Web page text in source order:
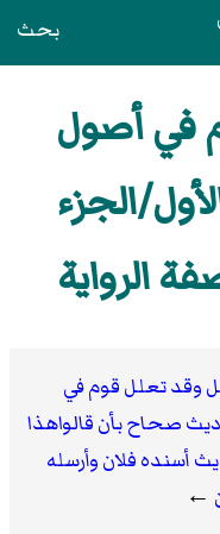
بحث
في أصول
الجزء
الرواية
وقد تعلل قوم في
صحاح بأن قالواهذا
أسنده فلان وأرسله
←